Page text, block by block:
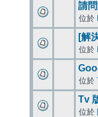
請
位於
[解
位於
位於
Tv
位於